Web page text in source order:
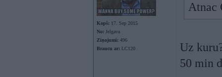
Kopš: 17. Sep 2015
No: Jelgava
Ziņojumi: 496
Braucu ar: LC120
Atnac
Uz
50 min